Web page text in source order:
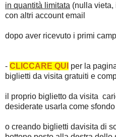
in quantità limitata (nulla vieta,
con altri account email
dopo aver ricevuto i primi
- CLICCARE QUI per la
biglietti da visita gratuiti e
il proprio biglietto da visita
desiderate usarla come
o creando biglietti davisita di